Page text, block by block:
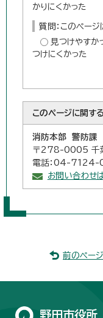
かりにくかった
質問：このペー
見つけやすか
つけにくかった
このページに関する
消防本部 警防課
〒278-0005 千
電話：04-7124-
お問い合わせ
前のペー
野田市役所